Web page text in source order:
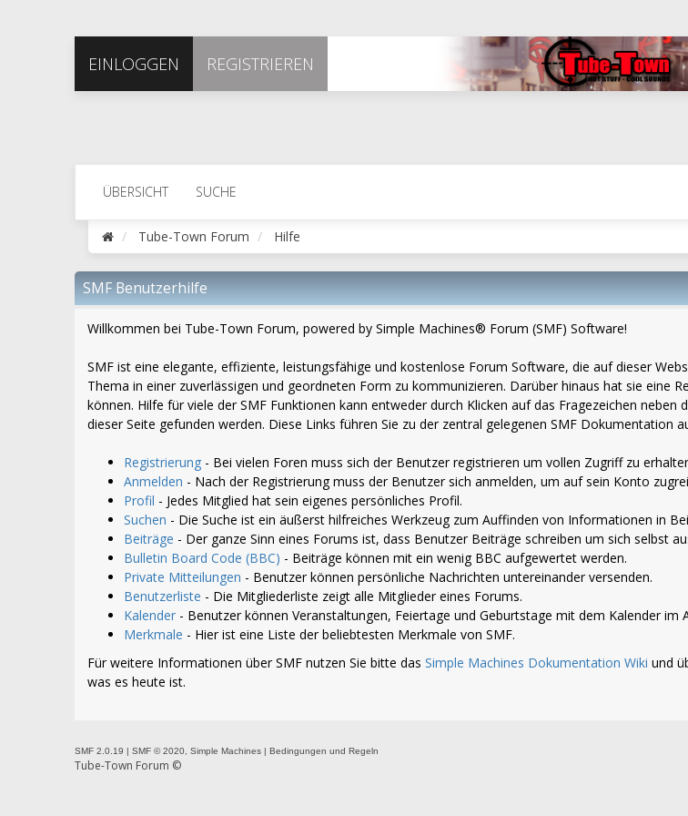
EINLOGGEN REGISTRIEREN
ÜBERSICHT SUCHE
Tube-Town Forum Hilfe
SMF Benutzerhilfe
Willkommen bei Tube-Town Forum, powered by Simple Machines® Forum (SMF) Software!
SMF ist eine elegante, effiziente, leistungsfähige und kostenlose Forum Software, die auf dieser
Thema in einer zuverlässigen und geordneten Form zu kommunizieren. Darüber hinaus hat sie eine
können. Hilfe für viele der SMF Funktionen kann entweder durch Klicken auf das Fragezeichen
dieser Seite gefunden werden. Diese Links führen Sie zu der zentral gelegenen SMF Dokumentation
Registrierung - Bei vielen Foren muss sich der Benutzer registrieren um vollen Zugriff zu
Anmelden - Nach der Registrierung muss der Benutzer sich anmelden, um auf sein Konto
Profil - Jedes Mitglied hat sein eigenes persönliches Profil.
Suchen - Die Suche ist ein äußerst hilfreiches Werkzeug zum Auffinden von Informationen in
Beiträge - Der ganze Sinn eines Forums ist, dass Benutzer Beiträge schreiben um sich selbst
Bulletin Board Code (BBC) - Beiträge können mit ein wenig BBC aufgewertet werden.
Private Mitteilungen - Benutzer können persönliche Nachrichten untereinander versenden.
Benutzerliste - Die Mitgliederliste zeigt alle Mitglieder eines Forums.
Kalender - Benutzer können Veranstaltungen, Feiertage und Geburtstage mit dem Kalender im
Merkmale - Hier ist eine Liste der beliebtesten Merkmale von SMF.
Für weitere Informationen über SMF nutzen Sie bitte dasSimple Machines Dokumentation Wiki und
was es heute ist.
SMF 2.0.19 |SMF © 2020 ,Simple Machines |Bedingungen und Regeln
Tube-Town Forum ©